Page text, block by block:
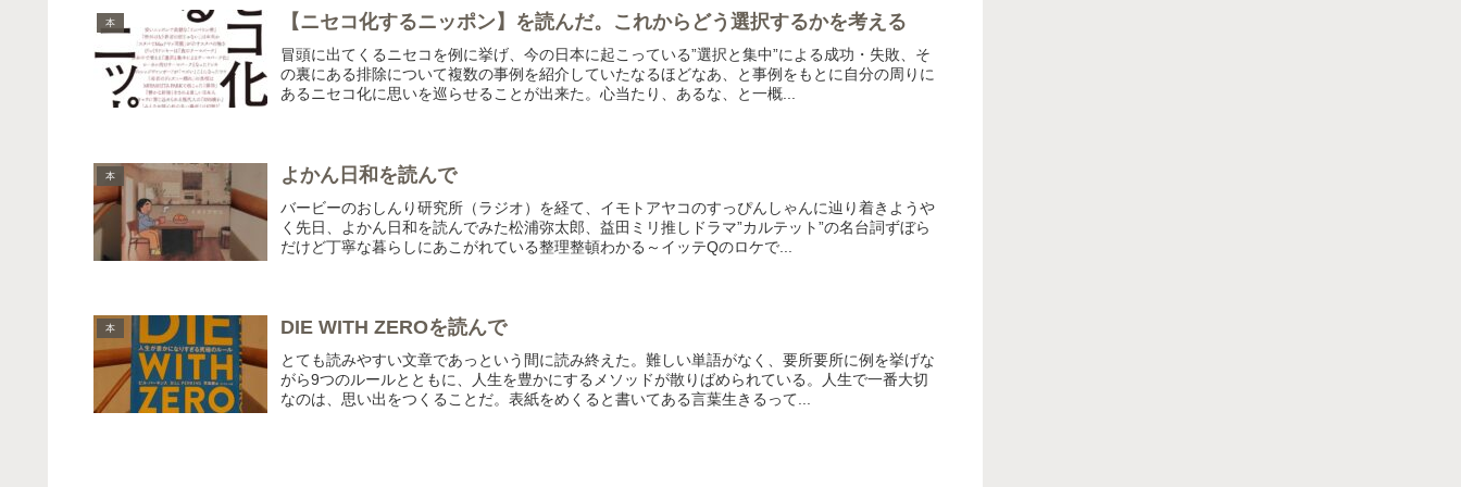
本 【ニセコ化するニッポン】を読んだ。これからどう選択するかを考える
冒頭に出てくるニセコを例に挙げ、今の日本に起こっている”選択と集中”による成功・失敗、そ
の裏にある排除について複数の事例を紹介していたなるほどなあ、と事例をもとに自分の周りに
あるニセコ化に思いを巡らせることが出来た。心当たり、あるな、と一概...
本 よかん日和を読んで
バービーのおしんり研究所（ラジオ）を経て、イモトアヤコのすっぴんしゃんに辿り着きようや
く先日、よかん日和を読んでみた松浦弥太郎、益田ミリ推しドラマ”カルテット”の名台詞ずぼら
だけど丁寧な暮らしにあこがれている整理整頓わかる～イッテQのロケで...
本 DIE WITH ZEROを読んで
とても読みやすい文章であっという間に読み終えた。難しい単語がなく、要所要所に例を挙げな
がら9つのルールとともに、人生を豊かにするメソッドが散りばめられている。人生で一番大切
なのは、思い出をつくることだ。表紙をめくると書いてある言葉生きるって...